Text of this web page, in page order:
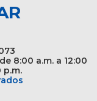
8:00 a.m. a 12:00
p.m.